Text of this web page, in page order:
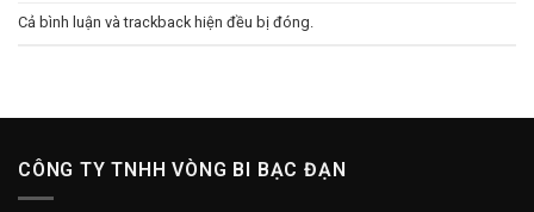
Cả bình luận và trackback hiện đều bị đóng.
CÔNG TY TNHH VÒNG BI BẠC ĐẠN